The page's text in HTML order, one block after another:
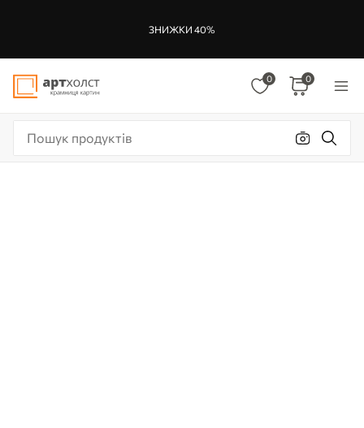
ЗНИЖКИ 40%
0 0